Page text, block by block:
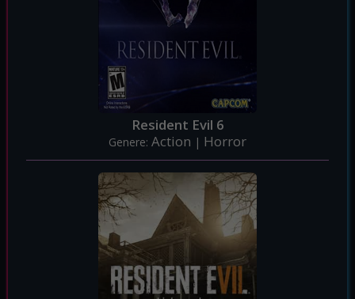
Resident Evil 6
Genere: Action | Horror